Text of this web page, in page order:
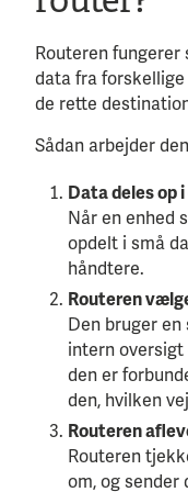
Routeren
data fra
de rette
Sådan arbejder
Data deles op
Når en enhed
opdelt i små
håndtere.
Routeren
Den bruger
intern
den er
den, hvilken
Routeren
Routeren
om, og sender